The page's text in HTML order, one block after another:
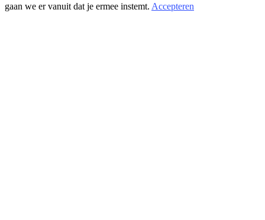
gaan we er vanuit dat je ermee instemt. Accepteren